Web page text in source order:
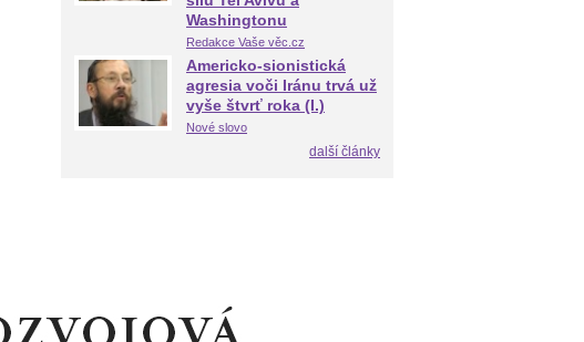
Washingtonu
Redakce Vaše věc.cz
Americko-sionistická
agresia voči Iránu trvá už
vyše štvrť roka (I.)
Nové slovo
další články